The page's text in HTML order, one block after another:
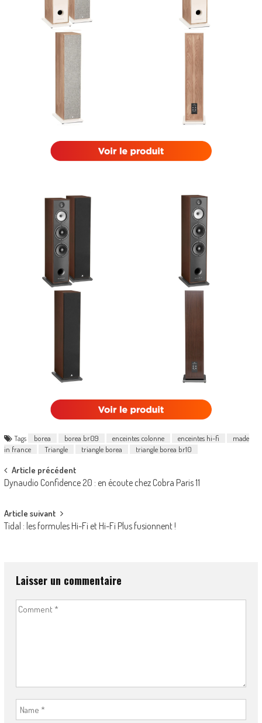
Tags borea borea br09 enceintes colonne enceintes hi-fi
made
in france
Triangle triangle borea triangle borea br10
Post
navigation
Article précédent
Dynaudio Confidence 20 : en écoute chez Cobra Paris 11
Article suivant
Tidal : les formules Hi-Fi et Hi-Fi Plus fusionnent !
Laisser un commentaire